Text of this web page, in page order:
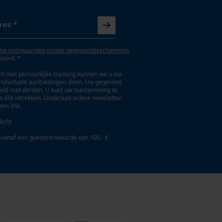
voorwaarden inzake gegevensbescherming
*
met persoonlijke tracking kunnen we u via
aanbiedingen doen. Uw gegevens
met derden. U kunt uw toestemming te
klik intrekken. Onderaan iedere newsletter
link.
een goederenwaarde van 100,- €